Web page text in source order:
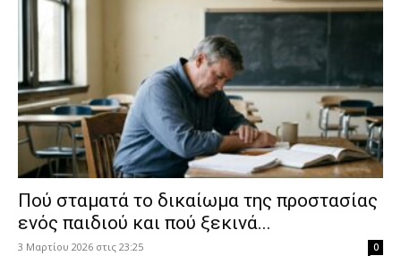
Πού σταματά το δικαίωμα της προστασίας
ενός παιδιού και πού ξεκινά...
3 Μαρτίου 2026 στις 23:25 0